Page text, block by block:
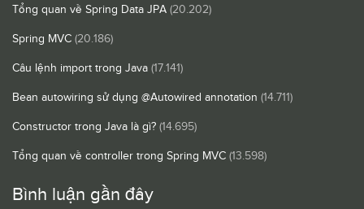
Tổng quan về Spring Data JPA (20.202)
Spring MVC (20.186)
Câu lệnh import trong Java (17.141)
Bean autowiring sử dụng @Autowired annotation (14.711)
Constructor trong Java là gì? (14.695)
Tổng quan về controller trong Spring MVC (13.598)
Bình luận gần đây